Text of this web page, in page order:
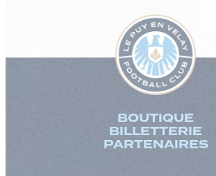
BOUTIQUE
BILLETTERIE
PARTENAIRES